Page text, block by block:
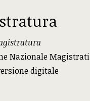
Nazionale Magistrati
digitale